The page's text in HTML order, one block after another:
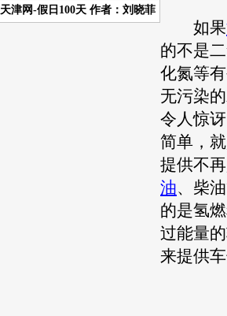
天津网-假日100天 作者：刘晓菲
如果
的不是
化氮等
无污染
令人惊
简单，
提供不
油、柴
的是氢
过能量
来提供